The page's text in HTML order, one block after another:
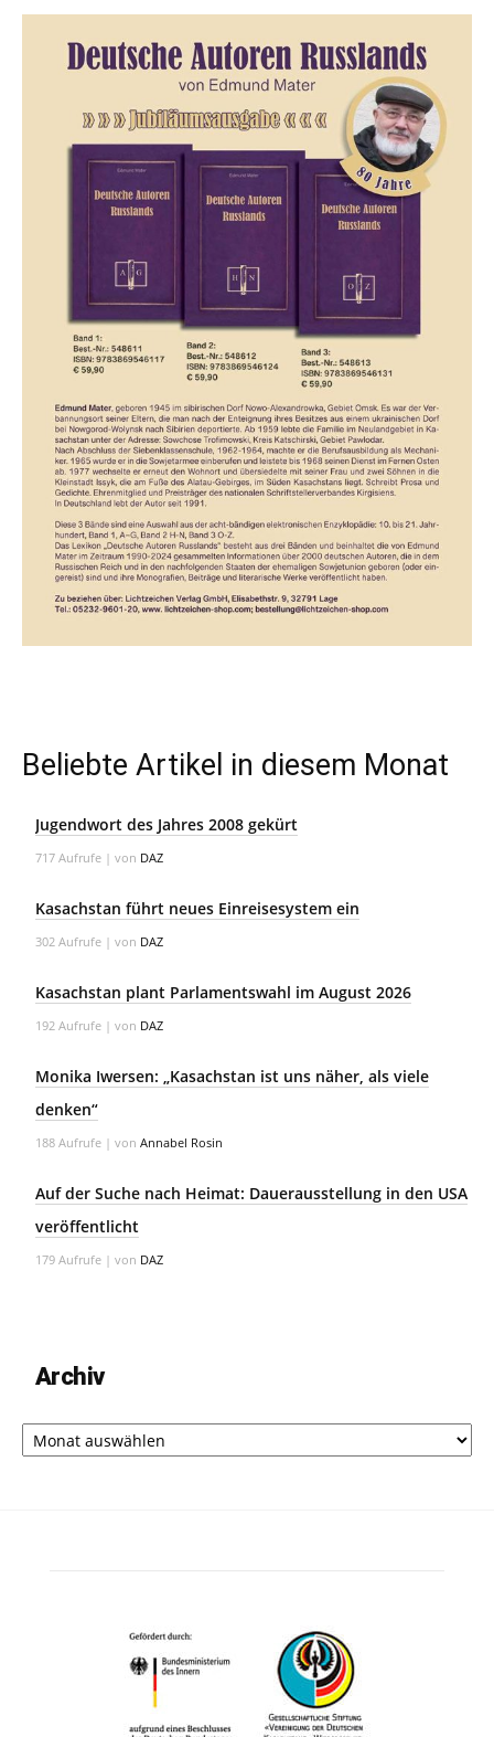
Beliebte Artikel in diesem Monat
Jugendwort des Jahres 2008 gekürt
717 Aufrufe | von DAZ
Kasachstan führt neues Einreisesystem ein
302 Aufrufe | von DAZ
Kasachstan plant Parlamentswahl im August 2026
192 Aufrufe | von DAZ
Monika Iwersen: „Kasachstan ist uns näher, als viele
denken“
188 Aufrufe | von Annabel Rosin
Auf der Suche nach Heimat: Dauerausstellung in den USA
veröffentlicht
179 Aufrufe | von DAZ
Archiv
Archiv